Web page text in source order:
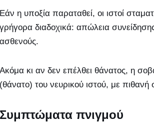
Εάν η υποξία παραταθεί, οι ιστοί
γρήγορα διαδοχικά: απώλεια
ασθενούς.
Ακόμα κι αν δεν επέλθει θάνατος, η
(θάνατο) του νευρικού ιστού, με
Συμπτώματα πνιγμού